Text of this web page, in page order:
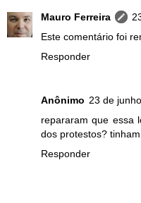
Mauro Ferreira
Este comentário foi
Responder
Anônimo 23 de
repararam que essa
dos protestos?
Responder